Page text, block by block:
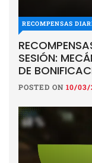
RECOMPENSAS
SESIÓN:
DE
COLECCIÓN
POSTED ON 10/03/